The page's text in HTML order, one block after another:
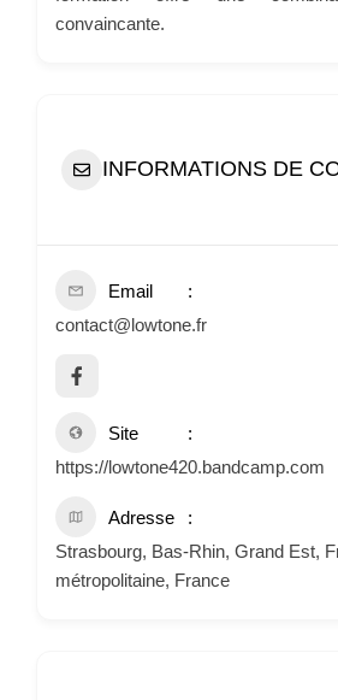
convaincante.
INFORMATIONS DE
Email
contact@lowtone.fr
Site
https://lowtone420.bandcamp.com
Adresse
Strasbourg, Bas-Rhin, Grand Est,
métropolitaine, France